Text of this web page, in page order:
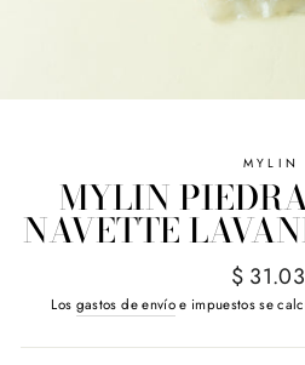
MYLIN
MYLIN
NAVETTE
Precio
habitual
$ 31.03
Los gastos de envíoe impuestos se